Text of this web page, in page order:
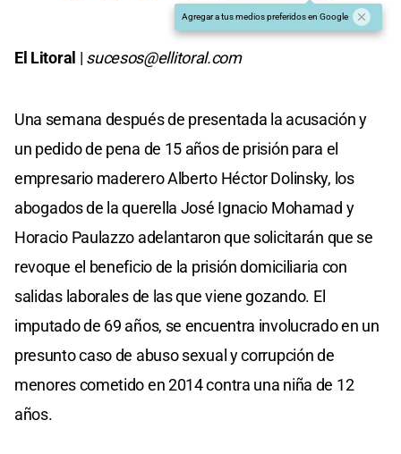
Agregar a tus medios preferidos en Google
El Litoral | sucesos@ellitoral.com
Una semana después de presentada la acusación y
un pedido de pena de 15 años de prisión para el
empresario maderero Alberto Héctor Dolinsky, los
abogados de la querella José Ignacio Mohamad y
Horacio Paulazzo adelantaron que solicitarán que se
revoque el beneficio de la prisión domiciliaria con
salidas laborales de las que viene gozando. El
imputado de 69 años, se encuentra involucrado en un
presunto caso de abuso sexual y corrupción de
menores cometido en 2014 contra una niña de 12
años.